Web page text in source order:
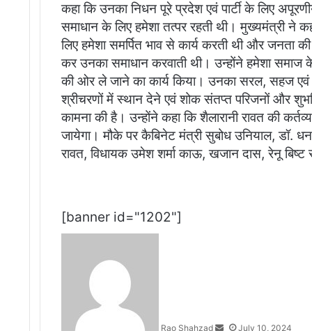
कहा कि उनका निधन पूरे प्रदेश एवं पार्टी के लिए
समाधान के लिए हमेशा तत्पर रहती थी। मुख्यमंत्री ने
लिए हमेशा समर्पित भाव से कार्य करती थी और
कर उनका समाधान करवाती थी। उन्होंने हमेशा
की ओर ले जाने का कार्य किया। उनका सरल, सहज एवं
श्रीचरणों में स्थान देने एवं शोक संतप्त परिजनों और
कामना की है। उन्होंने कहा कि शैलारानी रावत की
जायेगा। मौके पर कैबिनेट मंत्री सुबोध उनियाल, डॉ.
रावत, विधायक उमेश शर्मा काऊ, खजान दास, रेनू
[banner id="1202"]
Rao Shahzad July 10, 2024